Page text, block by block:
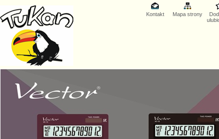
Kontakt Mapa strony